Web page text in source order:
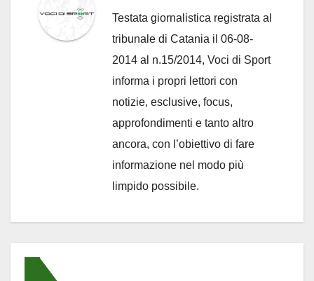
Testata giornalistica registrata al
tribunale di Catania il 06-08-
2014 al n.15/2014, Voci di Sport
informa i propri lettori con
notizie, esclusive, focus,
approfondimenti e tanto altro
ancora, con l’obiettivo di fare
informazione nel modo più
limpido possibile.